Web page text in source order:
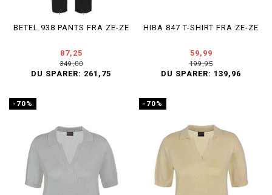
BETEL 938 PANTS FRA ZE-ZE
87,25
349,00
DU SPARER: 261,75
HIBA 847 T-SHIRT FRA ZE-ZE
59,99
199,95
DU SPARER: 139,96
-70% -70%